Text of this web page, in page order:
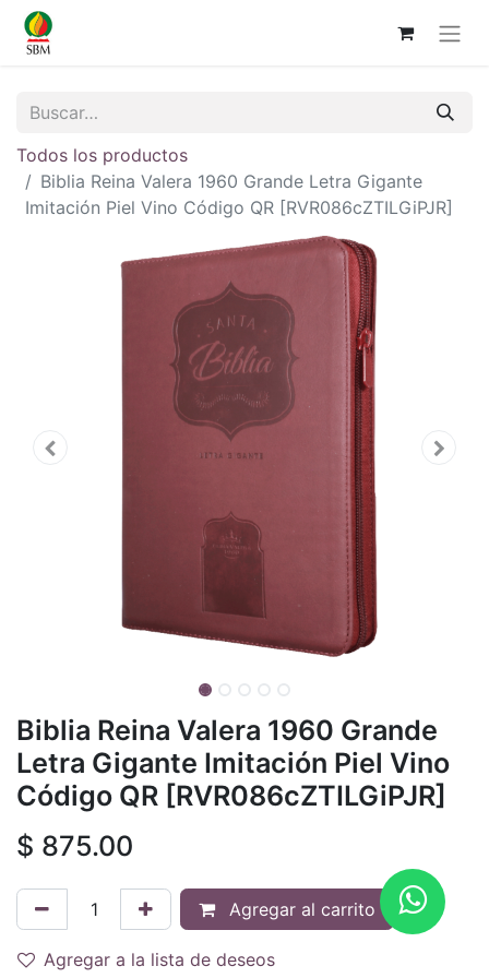
Todos los productos
Biblia Reina Valera 1960 Grande Letra Gigante
Imitación Piel Vino Código QR [RVR086cZTILGiPJR]
Biblia Reina Valera 1960 Grande
Letra Gigante Imitación Piel Vino
Código QR [RVR086cZTILGiPJR]
$ 875.00
Agregar al carrito
Agregar a la lista de deseos